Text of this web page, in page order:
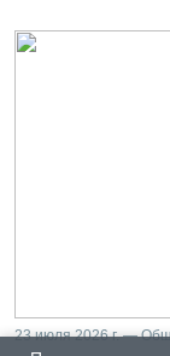
23 июля 2026 г. —